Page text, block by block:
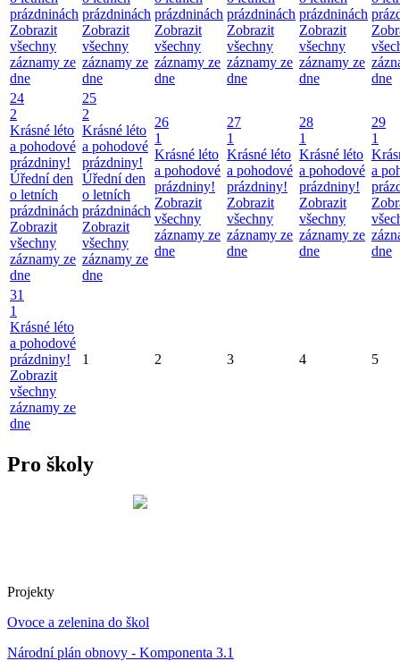
prázdninách
Zobrazit
všechny
záznamy ze
dne
prázdninách
Zobrazit
všechny
záznamy ze
dne
prázdninách
Zobrazit
všechny
záznamy ze
dne
prázdninách
Zobrazit
všechny
záznamy ze
dne
prázdninách
Zobrazit
všechny
záznamy ze
dne
dne
24
2
Krásné léto
a pohodové
prázdniny!
Úřední den
o letních
prázdninách
Zobrazit
všechny
záznamy ze
dne
25
2
Krásné léto
a pohodové
prázdniny!
Úřední den
o letních
prázdninách
Zobrazit
všechny
záznamy ze
dne
26
1
Krásné léto
a pohodové
prázdniny!
Zobrazit
všechny
záznamy ze
dne
27
1
Krásné léto
a pohodové
prázdniny!
Zobrazit
všechny
záznamy ze
dne
28
1
Krásné léto
a pohodové
prázdniny!
Zobrazit
všechny
záznamy ze
dne
29
1
a
dne
31
1
Krásné léto
a pohodové
prázdniny!
Zobrazit
všechny
záznamy ze
dne
1 2 3 4 5
Pro školy
Projekty
Ovoce a zelenina do škol
Národní plán obnovy - Komponenta 3.1